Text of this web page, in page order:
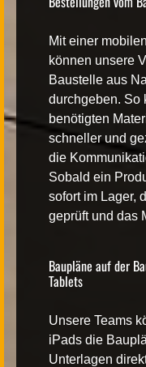
Mit einer
können unsere
Baustelle aus
durchgeben. So
benötigten
schneller und
die
Sobald ein
sofort im Lager,
geprüft und das
Baupläne auf der
Tablets
Unsere Teams
iPads die
Unterlagen